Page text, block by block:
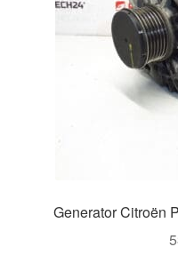
Min Konto
Generator Citroën